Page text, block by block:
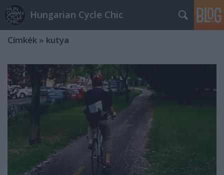
Hungarian Cycle Chic
Címkék » kutya